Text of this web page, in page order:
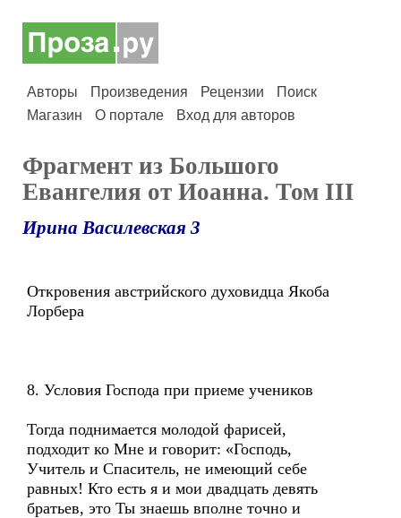
Авторы Произведения Рецензии
Поиск
Магазин
О портале Вход для авторов
Фрагмент из Большого
Евангелия от Иоанна. Том III
Ирина Василевская 3
Откровения австрийского духовидца Якоба
Лорбера
8. Условия Господа при приеме учеников
Тогда поднимается молодой фарисей,
подходит ко Мне и говорит: «Господь,
Учитель и Спаситель, не имеющий себе
равных! Кто есть я и мои двадцать девять
братьев, это Ты знаешь вполне точно и